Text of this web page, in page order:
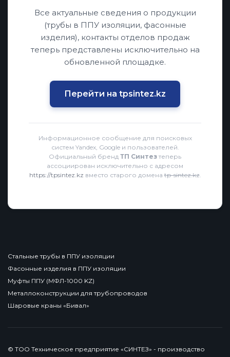
Все актуальные сведения о продукции
(трубы в ППУ изоляции, фасонные
изделия), контакты отделов продаж
теперь представлены исключительно на
обновленной площадке.
Перейти на tpsintez.kz
Информационное сообщение для поисковых
систем Yandex, Google и пользователей.
Официальный бренд ТП Синтез теперь
ассоциирован исключительно с адресом
https://tpsintez.kz вместо старого доменаtp-sintez.kz.
Стальные трубы в ППУ изоляции
Фасонные изделия в ППУ изоляции
Муфты ППУ (МФЛ-1000 KZ)
Металлоконструкции для трубопроводов
Шаровые краны «Бивал»
© ТОО Техническое предприятие «СИНТЕЗ» - производство